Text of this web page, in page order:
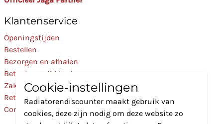
Klantenservice
Openingstijden
Bestellen
Bezorgen en afhalen
Betaalmogelijkheden
Zakelijk
Retourneren
Contact
Cookie-instellingen
Radiatorendiscounter maakt gebruik van
cookies, deze zijn nodig om deze website zo